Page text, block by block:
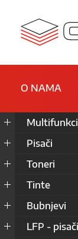
O NAMA
Pisači
Toneri
Tinte
Bubnjevi
LFP -